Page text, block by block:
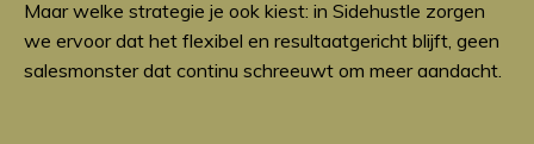
Maar welke strategie je ook kiest: in Sidehustle zorgen
we ervoor dat het flexibel en resultaatgericht blijft, geen
salesmonster dat continu schreeuwt om meer aandacht.